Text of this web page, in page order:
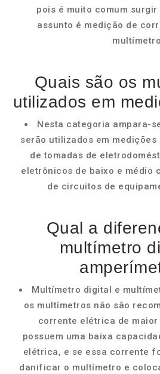
pois é muito comum surgir
assunto é medição de
Quais são os
utilizados em
Nesta categoria ampara-
serão utilizados em
de tomadas de
eletrônicos de baixo e médio
de circuitos de
Qual a
multímetro
Multímetro digital e
os multímetros não são
corrente elétrica de
possuem uma baixa
elétrica, e se essa corrente
danificar o multímetro e